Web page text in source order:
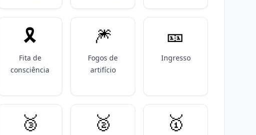
🎗️
Fita de
consciência
🎆
Fogos de
artifício
🎫
Ingresso
🥉 🥈 🥇